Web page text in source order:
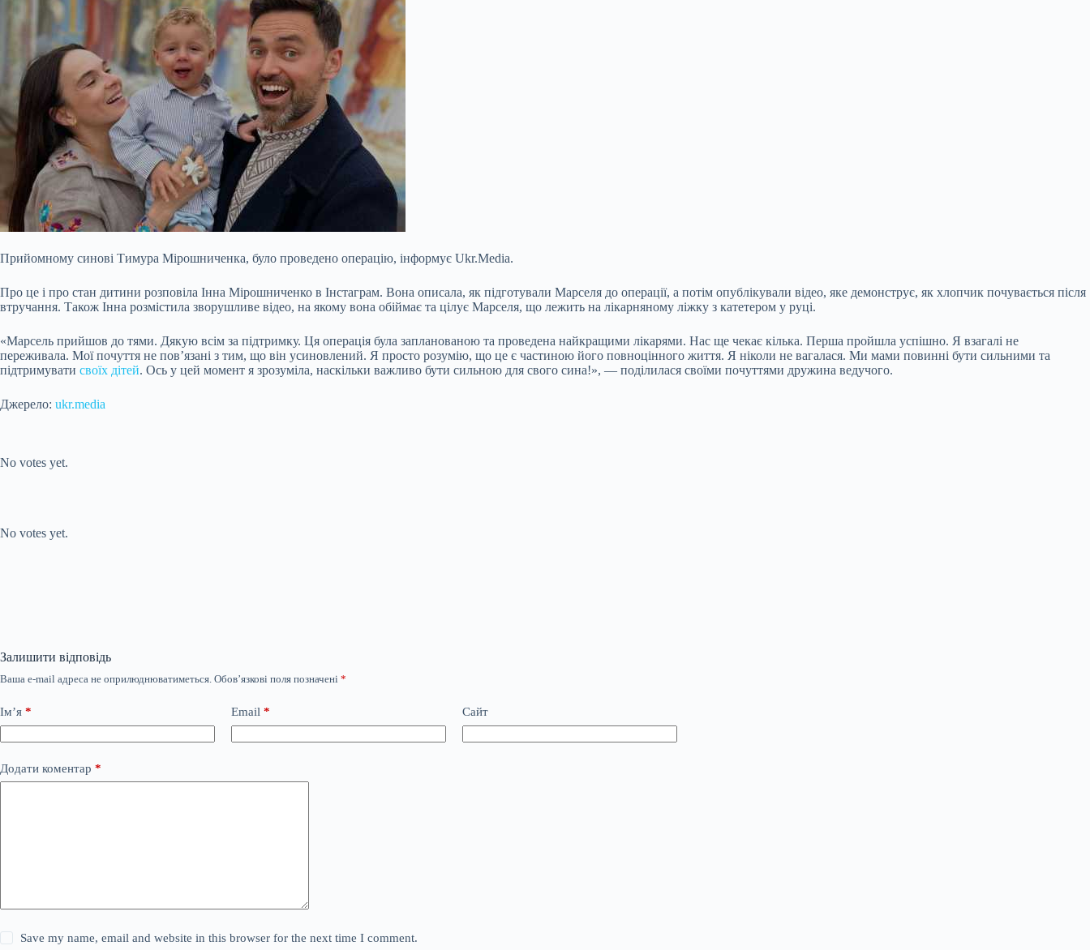
Прийомному синові Тимура Мірошниченка, було проведено операцію, інформує Ukr.Media.
Про це і про стан дитини розповіла Інна Мірошниченко в Інстаграм. Вона описала, як підготували Марселя до операції, а потім опублікували відео, яке демонструє, як хлопчик почувається після
втручання. Також Інна розмістила зворушливе відео, на якому вона обіймає та цілує Марселя, що лежить на лікарняному ліжку з катетером у руці.
«Марсель прийшов до тями. Дякую всім за підтримку. Ця операція була запланованою та проведена найкращими лікарями. Нас ще чекає кілька. Перша пройшла успішно. Я взагалі не
переживала. Мої почуття не пов’язані з тим, що він усиновлений. Я просто розумію, що це є частиною його повноцінного життя. Я ніколи не вагалася. Ми мами повинні бути сильними та
підтримувати своїх дітей. Ось у цей момент я зрозуміла, наскільки важливо бути сильною для свого сина!», — поділилася своїми почуттями дружина ведучого.
Джерело: ukr.media
No votes yet.
No votes yet.
Залишити відповідь
Ваша e-mail адреса не оприлюднюватиметься. Обов’язкові поля позначені *
Ім’я * Email * Сайт
Додати коментар *
Save my name, email and website in this browser for the next time I comment.